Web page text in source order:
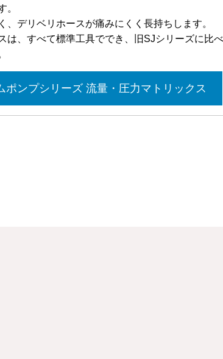
。
、デリベリホースが痛みにくく長持ちします。
は、すべて標準工具ででき、旧SJシリーズに比
ポンプシリーズ 流量・圧力マトリックス